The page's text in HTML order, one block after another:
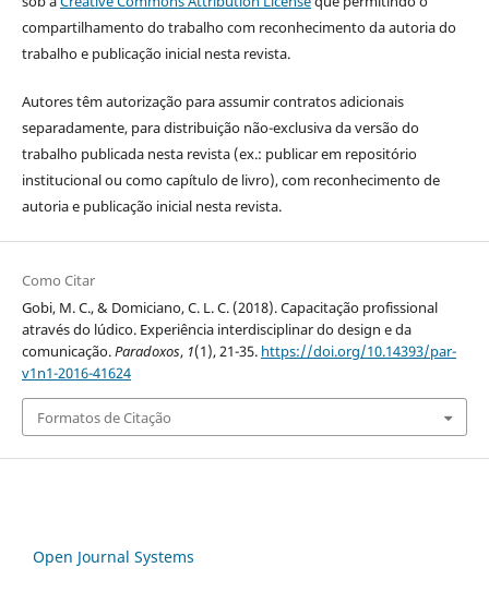
compartilhamento do trabalho com reconhecimento da autoria do
trabalho e publicação inicial nesta revista.
Autores têm autorização para assumir contratos adicionais
separadamente, para distribuição não-exclusiva da versão do
trabalho publicada nesta revista (ex.: publicar em repositório
institucional ou como capítulo de livro), com reconhecimento de
autoria e publicação inicial nesta revista.
Como Citar
Gobi, M. C., & Domiciano, C. L. C. (2018). Capacitação profissional
através do lúdico. Experiência interdisciplinar do design e da
comunicação.Paradoxos, 1(1), 21-35. https://doi.org/10.14393/par-
v1n1-2016-41624
Formatos de Citação
Open Journal Systems